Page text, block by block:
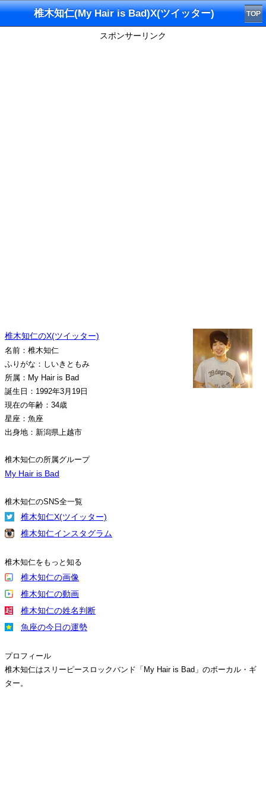
椎木知仁(My Hair is Bad)X(ツイッター) TOP
スポンサーリンク
椎木知仁のX(ツイッター)
名前：椎木知仁
ふりがな：しいきともみ
所属：My Hair is Bad
誕生日：1992年3月19日
現在の年齢：34歳
星座：魚座
出身地：新潟県上越市
椎木知仁の所属グループ
My Hair is Bad
椎木知仁のSNS全一覧
椎木知仁X(ツイッター)
椎木知仁インスタグラム
椎木知仁をもっと知る
椎木知仁の画像
椎木知仁の動画
椎木知仁の姓名判断
魚座の今日の運勢
プロフィール
椎木知仁はスリーピースロックバンド「My Hair is Bad」のボーカル・ギ
ター。